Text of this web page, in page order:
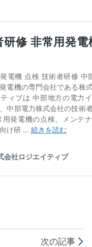
次の記事